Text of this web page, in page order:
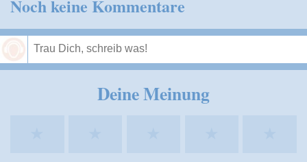
Noch keine Kommentare
Deine Meinung